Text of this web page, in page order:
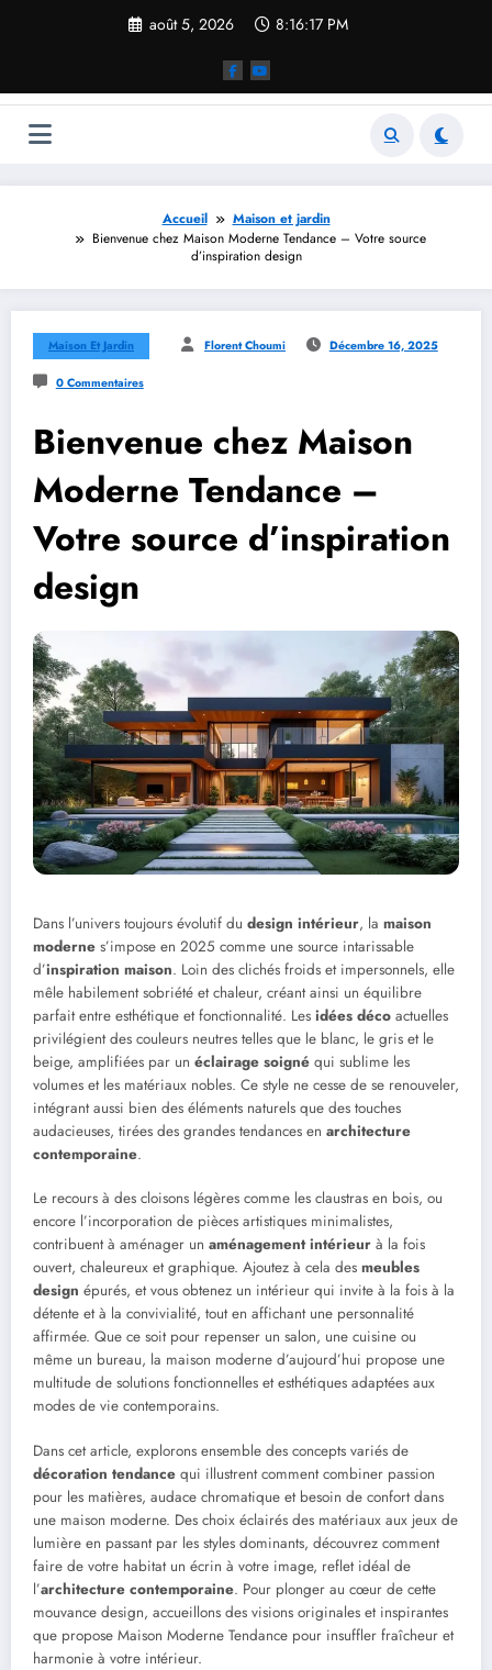
août 5, 2026 8:16:18 PM
Accueil
Maison et jardin
Bienvenue chez Maison Moderne Tendance – Votre source
d’inspiration design
Maison Et Jardin Florent Choumi Décembre 16, 2025
0 Commentaires
Bienvenue chez Maison
Moderne Tendance –
Votre source d’inspiration
design
Dans l’univers toujours évolutif du design intérieur, la maison
moderne s’impose en 2025 comme une source intarissable
d’inspiration maison. Loin des clichés froids et impersonnels, elle
mêle habilement sobriété et chaleur, créant ainsi un équilibre
parfait entre esthétique et fonctionnalité. Les idées déco actuelles
privilégient des couleurs neutres telles que le blanc, le gris et le
beige, amplifiées par un éclairage soigné qui sublime les
volumes et les matériaux nobles. Ce style ne cesse de se renouveler,
intégrant aussi bien des éléments naturels que des touches
audacieuses, tirées des grandes tendances en architecture
contemporaine.
Le recours à des cloisons légères comme les claustras en bois, ou
encore l’incorporation de pièces artistiques minimalistes,
contribuent à aménager un aménagement intérieur à la fois
ouvert, chaleureux et graphique. Ajoutez à cela des meubles
design épurés, et vous obtenez un intérieur qui invite à la fois à la
détente et à la convivialité, tout en affichant une personnalité
affirmée. Que ce soit pour repenser un salon, une cuisine ou
même un bureau, la maison moderne d’aujourd’hui propose une
multitude de solutions fonctionnelles et esthétiques adaptées aux
modes de vie contemporains.
Dans cet article, explorons ensemble des concepts variés de
décoration tendance qui illustrent comment combiner passion
pour les matières, audace chromatique et besoin de confort dans
une maison moderne. Des choix éclairés des matériaux aux jeux de
lumière en passant par les styles dominants, découvrez comment
faire de votre habitat un écrin à votre image, reflet idéal de
l’architecture contemporaine. Pour plonger au cœur de cette
mouvance design, accueillons des visions originales et inspirantes
que propose Maison Moderne Tendance pour insuffler fraîcheur et
harmonie à votre intérieur.